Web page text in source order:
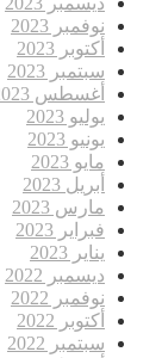
نوفمبر 2023
أكتوبر 2023
سبتمبر 2023
أغسطس 2023
يوليو 2023
يونيو 2023
مايو 2023
أبريل 2023
مارس 2023
فبراير 2023
يناير 2023
ديسمبر 2022
نوفمبر 2022
أكتوبر 2022
سبتمبر 2022